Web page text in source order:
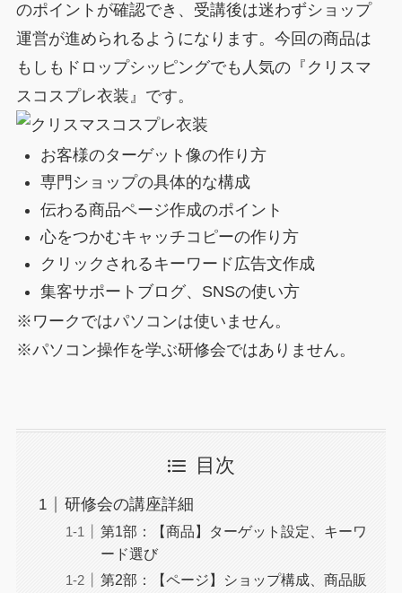
のポイントが確認でき、受講後は迷わずショップ
運営が進められるようになります。今回の商品は
もしもドロップシッピングでも人気の『クリスマ
スコスプレ衣装』です。
お客様のターゲット像の作り方
専門ショップの具体的な構成
伝わる商品ページ作成のポイント
心をつかむキャッチコピーの作り方
クリックされるキーワード広告文作成
集客サポートブログ、SNSの使い方
※ワークではパソコンは使いません。
※パソコン操作を学ぶ研修会ではありません。
目次
研修会の講座詳細
第1部：【商品】ターゲット設定、キーワ
ード選び
第2部：【ページ】ショップ構成、商品販